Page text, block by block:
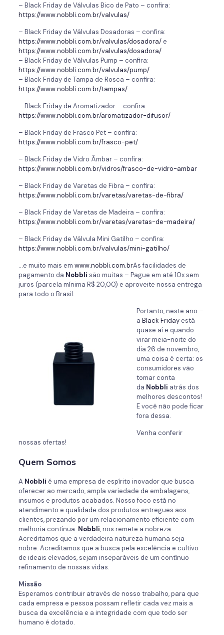
– Black Friday de Válvulas Bico de Pato – confira:
https://www.nobbli.com.br/valvulas/
– Black Friday de Válvulas Dosadoras – confira:
https://www.nobbli.com.br/valvulas/dosadora/e
https://www.nobbli.com.br/valvulas/dosadora/
– Black Friday de Válvulas Pump – confira:
https://www.nobbli.com.br/valvulas/pump/
– Black Friday de Tampa de Rosca – confira:
https://www.nobbli.com.br/tampas/
– Black Friday de Aromatizador – confira:
https://www.nobbli.com.br/aromatizador-difusor/
– Black Friday de Frasco Pet – confira:
https://www.nobbli.com.br/frasco-pet/
– Black Friday de Vidro Âmbar – confira:
https://www.nobbli.com.br/vidros/frasco-de-vidro-ambar
– Black Friday de Varetas de Fibra – confira:
https://www.nobbli.com.br/varetas/varetas-de-fibra/
– Black Friday de Varetas de Madeira – confira:
https://www.nobbli.com.br/varetas/varetas-de-madeira/
– Black Friday de Válvula Mini Gatilho – confira:
https://www.nobbli.com.br/valvulas/mini-gatilho/
…e muito mais em www.nobbli.com.brAs facilidades de
pagamento da Nobbli são muitas – Pague em até 10x sem
juros (parcela mínima R$ 20,00) e aproveite nossa entrega
para todo o Brasil.
Portanto, neste ano –
a Black Fridayestá
quase aí e quando
virar meia-noite do
dia 26 de novembro,
uma coisa é certa: os
consumidores vão
tomar conta
da Nobbli atrás dos
melhores descontos!
E você não pode ficar
fora dessa.
Venha conferir
nossas ofertas!
Quem Somos
A Nobbli é uma empresa de espírito inovador que busca
oferecer ao mercado, ampla variedade de embalagens,
insumos e produtos acabados. Nosso foco está no
atendimento e qualidade dos produtos entregues aos
clientes, prezando por um relacionamento eficiente com
melhoria contínua. Nobbli, nos remete a nobreza.
Acreditamos que a verdadeira natureza humana seja
nobre. Acreditamos que a busca pela excelência e cultivo
de ideais elevados, sejam inseparáveis de um contínuo
refinamento de nossas vidas.
Missão
Esperamos contribuir através de nosso trabalho, para que
cada empresa e pessoa possam refletir cada vez mais a
busca da excelência e a integridade com que todo ser
humano é dotado.